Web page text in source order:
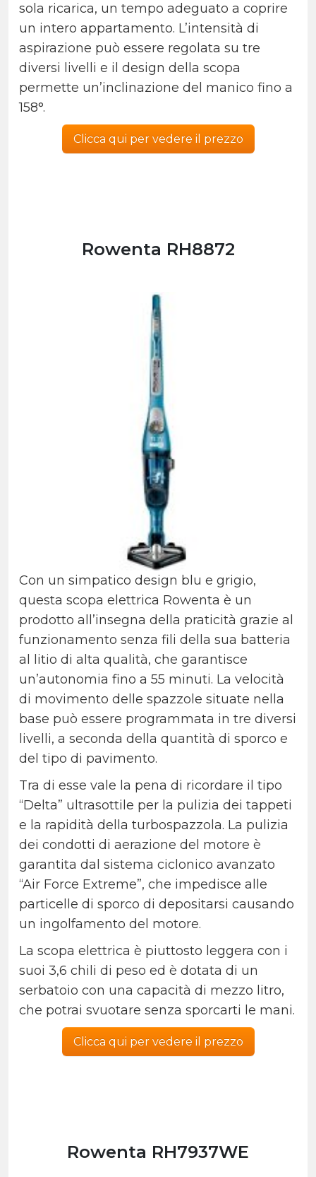
sola ricarica, un tempo adeguato a coprire
un intero appartamento. L’intensità di
aspirazione può essere regolata su tre
diversi livelli e il design della scopa
permette un’inclinazione del manico fino a
158°.
Clicca qui per vedere il prezzo
Rowenta RH8872
Con un simpatico design blu e grigio,
questa scopa elettrica Rowenta è un
prodotto all’insegna della praticità grazie al
funzionamento senza fili della sua batteria
al litio di alta qualità, che garantisce
un’autonomia fino a 55 minuti. La velocità
di movimento delle spazzole situate nella
base può essere programmata in tre diversi
livelli, a seconda della quantità di sporco e
del tipo di pavimento.
Tra di esse vale la pena di ricordare il tipo
“Delta” ultrasottile per la pulizia dei tappeti
e la rapidità della turbospazzola. La pulizia
dei condotti di aerazione del motore è
garantita dal sistema ciclonico avanzato
“Air Force Extreme”, che impedisce alle
particelle di sporco di depositarsi causando
un ingolfamento del motore.
La scopa elettrica è piuttosto leggera con i
suoi 3,6 chili di peso ed è dotata di un
serbatoio con una capacità di mezzo litro,
che potrai svuotare senza sporcarti le mani.
Clicca qui per vedere il prezzo
Rowenta RH7937WE